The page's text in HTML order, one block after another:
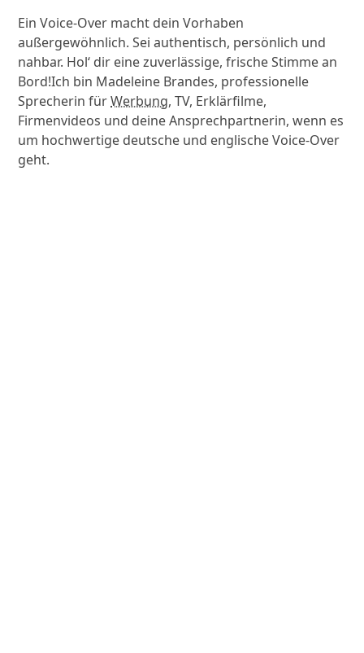
Ein Voice-Over macht dein Vorhaben
außergewöhnlich. Sei authentisch, persönlich und
nahbar. Hol‘ dir eine zuverlässige, frische Stimme an
Bord!Ich bin Madeleine Brandes, professionelle
Sprecherin fürWerbung, TV, Erklärfilme,
Firmenvideos und deine Ansprechpartnerin, wenn es
um hochwertige deutsche und englische Voice-Over
geht.